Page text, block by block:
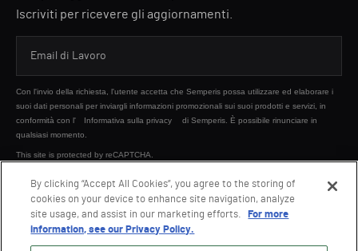
Iscriviti per ricevere gli aggiornamenti.
Con l'invio della richiesta, l'utente accetta che Semperis possa utilizzare ed elaborare i
suoi dati personali per inviargli informazioni promozionali sui suoi prodotti e servizi, in
conformità con l'
Informativa sulla privacy
di Semperis. È possibile rinunciare in
qualsiasi momento.
This site is protected by reCAPTCHA.
INVIA
By clicking “Accept All Cookies”, you agree to the storing of
cookies on your device to enhance site navigation, analyze
site usage, and assist in our marketing efforts.
For more
information, see our Privacy Policy.